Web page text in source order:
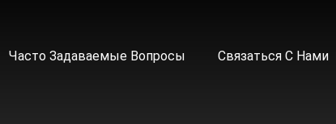
Часто Задаваемые Вопросы Связаться С Нами